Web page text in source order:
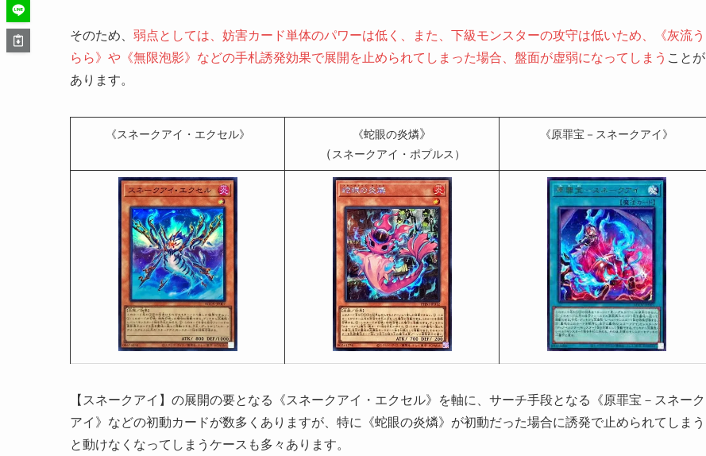
そのため、 弱点としては、妨害カード単体のパワーは低く、また、下級モンスターの攻守は低いため、《灰流う
らら》や《無限泡影》などの手札誘発効果で展開を止められてしまった場合、盤面が虚弱になってしまう ことが
あります。
《スネークアイ・エクセル》 《蛇眼の炎燐》
（スネークアイ・ポプルス）
《原罪宝－スネークアイ》
【スネークアイ】の展開の要となる《スネークアイ・エクセル》を軸に、サーチ手段となる《原罪宝－スネーク
アイ》などの初動カードが数多くありますが、特に《蛇眼の炎燐》が初動だった場合に誘発で止められてしまう
と動けなくなってしまうケースも多々あります。